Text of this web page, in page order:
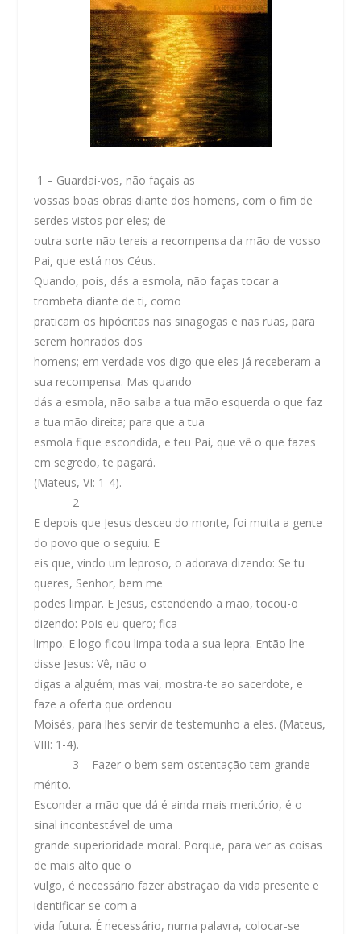
1 – Guardai-vos, não façais as
vossas boas obras diante dos homens, com o fim de
serdes vistos por eles; de
outra sorte não tereis a recompensa da mão de vosso
Pai, que está nos Céus.
Quando, pois, dás a esmola, não faças tocar a
trombeta diante de ti, como
praticam os hipócritas nas sinagogas e nas ruas, para
serem honrados dos
homens; em verdade vos digo que eles já receberam a
sua recompensa. Mas quando
dás a esmola, não saiba a tua mão esquerda o que faz
a tua mão direita; para que a tua
esmola fique escondida, e teu Pai, que vê o que fazes
em segredo, te pagará.
(Mateus, VI: 1-4).
2 –
E depois que Jesus desceu do monte, foi muita a gente
do povo que o seguiu. E
eis que, vindo um leproso, o adorava dizendo: Se tu
queres, Senhor, bem me
podes limpar. E Jesus, estendendo a mão, tocou-o
dizendo: Pois eu quero; fica
limpo. E logo ficou limpa toda a sua lepra. Então lhe
disse Jesus: Vê, não o
digas a alguém; mas vai, mostra-te ao sacerdote, e
faze a oferta que ordenou
Moisés, para lhes servir de testemunho a eles. (Mateus,
VIII: 1-4).
3 – Fazer o bem sem ostentação tem grande
mérito.
Esconder a mão que dá é ainda mais meritório, é o
sinal incontestável de uma
grande superioridade moral. Porque, para ver as coisas
de mais alto que o
vulgo, é necessário fazer abstração da vida presente e
identificar-se com a
vida futura. É necessário, numa palavra, colocar-se